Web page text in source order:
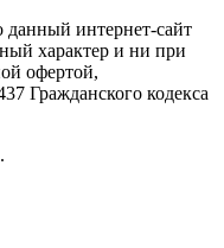
интернет-сайт
характер и ни при
офертой,
Гражданского кодекса